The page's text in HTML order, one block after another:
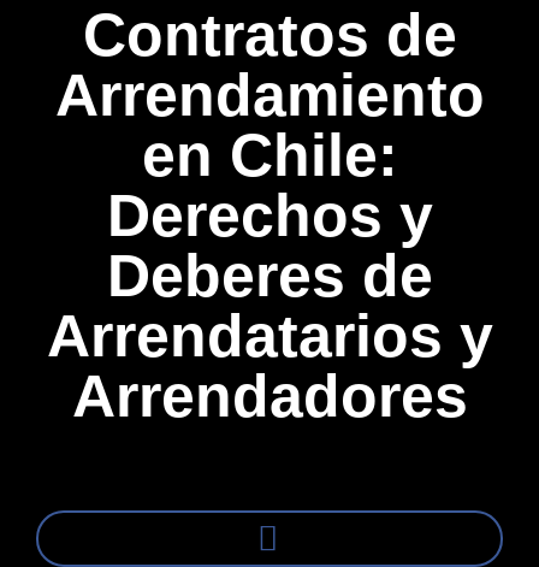
Contratos de
Arrendamiento
en Chile:
Derechos y
Deberes de
Arrendatarios y
Arrendadores